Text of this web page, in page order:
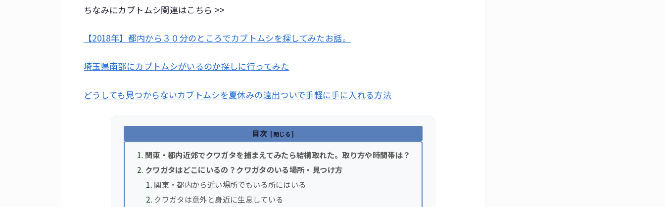
ちなみにカブトムシ関連はこちら >>
【2018年】都内から３０分のところでカブトムシを探してみたお話。
埼玉県南部にカブトムシがいるのか探しに行ってみた
どうしても見つからないカブトムシを夏休みの遠出ついで手軽に手に入れる方法
目次
関東・都内近郊でクワガタを捕まえてみたら結構取れた。取り方や時間帯は？
クワガタはどこにいるの？クワガタのいる場所・見つけ方
関東・都内から近い場所でもいる所にはいる
クワガタは意外と身近に生息している